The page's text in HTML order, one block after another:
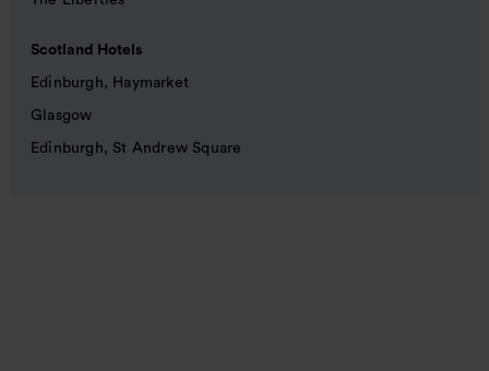
Scotland Hotels
Edinburgh, Haymarket
Glasgow
Edinburgh, St Andrew Square